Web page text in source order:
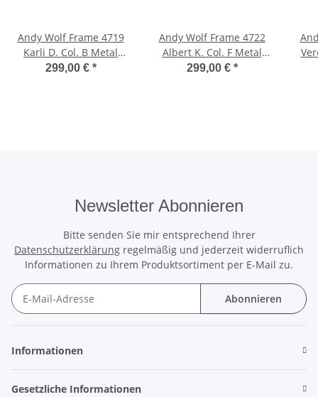
Andy Wolf Frame 4719
Karli D. Col. B Metal
Gold
299,00 € *
Andy Wolf Frame 4722
Albert K. Col. F Metal
Gold
299,00 € *
Newsletter Abonnieren
Bitte senden Sie mir entsprechend Ihrer
Datenschutzerklärung regelmäßig und jederzeit widerruflich
Informationen zu Ihrem Produktsortiment per E-Mail zu.
Abonnieren
Informationen
Gesetzliche Informationen